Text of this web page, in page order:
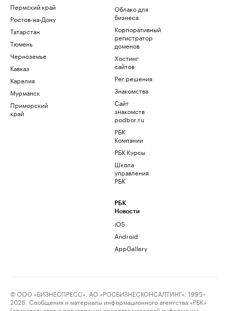
Пермский край
Ростов-на-Дону
Татарстан
Тюмень
Черноземье
Кавказ
Карелия
Мурманск
Приморский
край
Облако для
бизнеса
Корпоративный
регистратор
доменов
Хостинг
сайтов
Рег.решения
Знакомства
Сайт
знакомств
podbor.ru
РБК
Компании
РБК Курсы
Школа
управления
РБК
РБК
Новости
iOS
Android
AppGallery
© ООО «БИЗНЕСПРЕСС», АО «РОСБИЗНЕСКОНСАЛТИНГ», 1995–
2026. Сообщения и материалы информационного агентства «РБК»